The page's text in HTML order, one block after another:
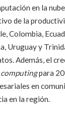
en la
de la
Colombia,
Uruguay y
Además, el
para
en
en la región.